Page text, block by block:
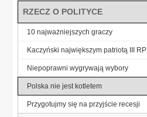
RZECZ O POLITYCE
10 najważniejszych graczy
Kaczyński największym patriotą III RP
Niepoprawni wygrywają wybory
Polska nie jest kotletem
Przygotujmy się na przyjście recesji